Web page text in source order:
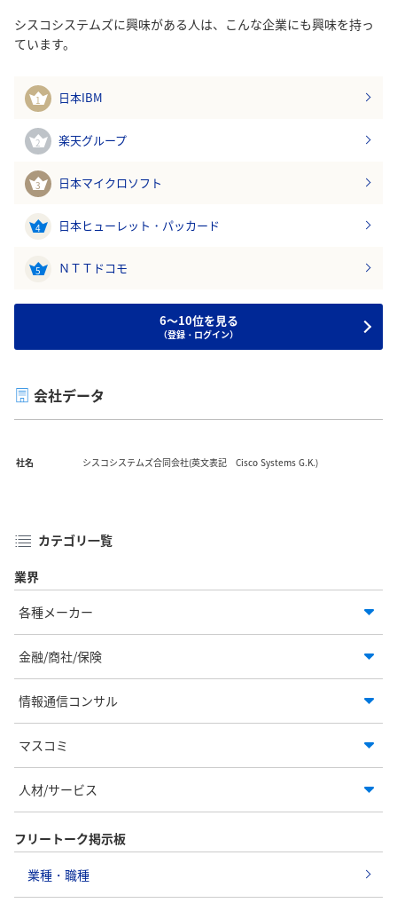
シスコシステムズに興味がある人は、こんな企業にも興味を持っ
ています。
1 日本IBM
2 楽天グループ
3 日本マイクロソフト
4 日本ヒューレット・パッカード
5 ＮＴＴドコモ
6～10位を見る
（登録・ログイン）
会社データ
社名 シスコシステムズ合同会社(英文表記 Cisco Systems G.K.)
カテゴリ一覧
業界
各種メーカー
金融/商社/保険
情報通信コンサル
マスコミ
人材/サービス
フリートーク掲示板
業種・職種